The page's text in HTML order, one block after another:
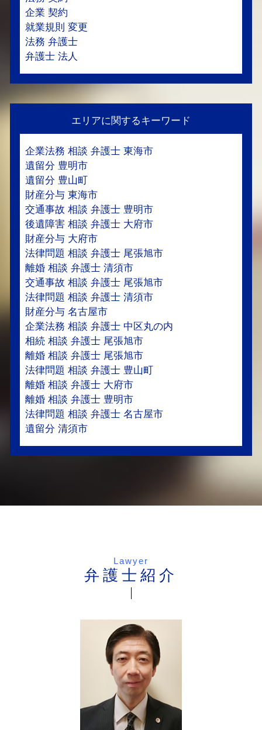
企業 契約
就業規則 変更
法務 弁護士
弁護士 法人
エリアに関するキーワード
企業法務 相談 弁護士 東海市
遺留分 豊明市
遺留分 豊山町
財産分与 東海市
交通事故 相談 弁護士 豊明市
後遺障害 相談 弁護士 大府市
財産分与 大府市
法律問題 相談 弁護士 尾張旭市
離婚 相談 弁護士 清須市
交通事故 相談 弁護士 尾張旭市
法律問題 相談 弁護士 清須市
財産分与 名古屋市
企業法務 相談 弁護士 中区丸の内
相続 相談 弁護士 尾張旭市
離婚 相談 弁護士 尾張旭市
法律問題 相談 弁護士 豊山町
離婚 相談 弁護士 大府市
離婚 相談 弁護士 豊明市
法律問題 相談 弁護士 名古屋市
遺留分 清須市
Lawyer
弁護士紹介